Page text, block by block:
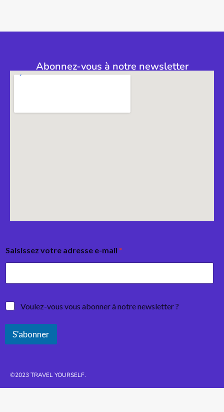
Abonnez-vous à notre newsletter
Saisissez votre adresse e-mail *
Voulez-vous vous abonner à notre newsletter ?
S'abonner
©2023 TRAVEL YOURSELF.